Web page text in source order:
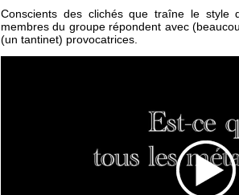
Conscients des clichés que traîne le style
membres du groupe répondent avec
(un tantinet) provocatrices.